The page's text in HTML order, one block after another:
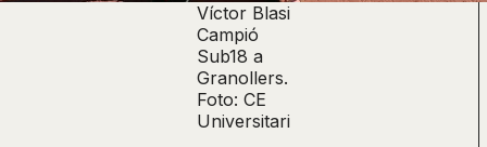
Víctor Blasi
Campió
Sub18 a
Granollers.
Foto: CE
Universitari